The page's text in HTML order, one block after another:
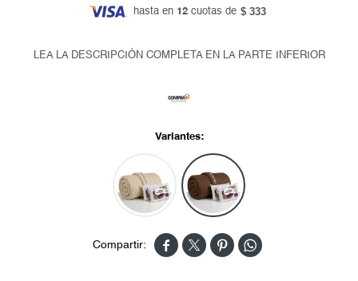
hasta en 12 cuotas de $ 333
LEA LA DESCRIPCIÓN COMPLETA EN LA PARTE INFERIOR
Variantes:
   